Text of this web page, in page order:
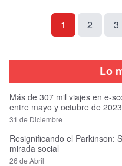
1 2 3
Lo
Más de 307 mil viajes en e-
entre mayo y octubre de 2023
31 de Diciembre
Resignificando el Parkinson:
mirada social
26 de Abril